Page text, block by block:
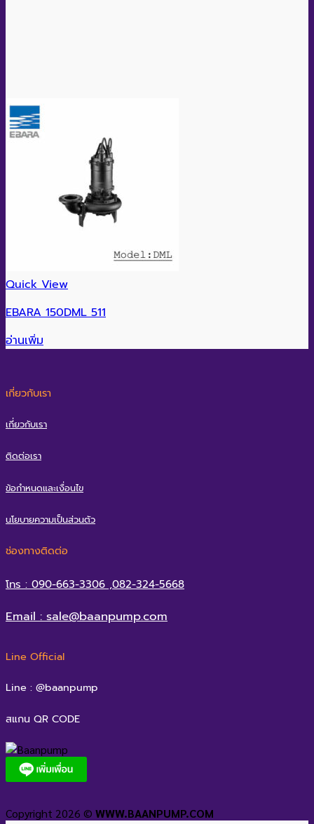
Quick View
EBARA 150DML 511
อ่านเพิ่ม
เกี่ยวกับเรา
เกี่ยวกับเรา
ติดต่อเรา
ข้อกำหนดและเงื่อนไข
นโยบายความเป็นส่วนตัว
ช่องทางติดต่อ
โทร : 090-663-3306 ,082-324-5668
Email : sale@baanpump.com
Line Official
Line : @baanpump
สแกน QR CODE
Copyright 2026 © WWW.BAANPUMP.COM